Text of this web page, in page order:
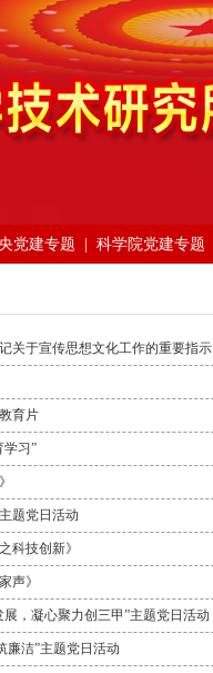
党建专题 科学院党建专题
关于宣传思想文化工作的重要指示
育片
习”
题党日活动
科技创新》
声》
，凝心聚力创三甲”主题党日活动
廉洁”主题党日活动